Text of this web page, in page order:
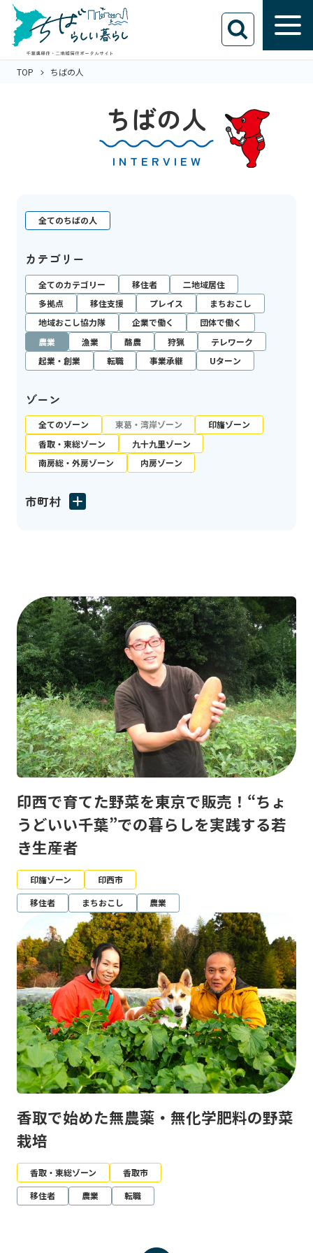
TOP ちばの人
ちばの人
INTERVIEW
全てのちばの人
カテゴリー
全てのカテゴリー 移住者
二地域居住
多拠点
移住支援 プレイス
まちおこし
地域おこし協力隊
企業で働く
団体で働く
農業
漁業 酪農 狩猟
テレワーク
起業・創業
転職 事業承継 Uターン
ゾーン
全てのゾーン 東葛・湾岸ゾーン
印旛ゾーン
香取・東総ゾーン
九十九里ゾーン
南房総・外房ゾーン
内房ゾーン
市町村
印西で育てた野菜を東京で販売！“ちょ
うどいい千葉”での暮らしを実践する若
き生産者
印旛ゾーン
印西市
移住者
まちおこし 農業
香取で始めた無農薬・無化学肥料の野菜
栽培
香取・東総ゾーン
香取市
移住者
農業 転職